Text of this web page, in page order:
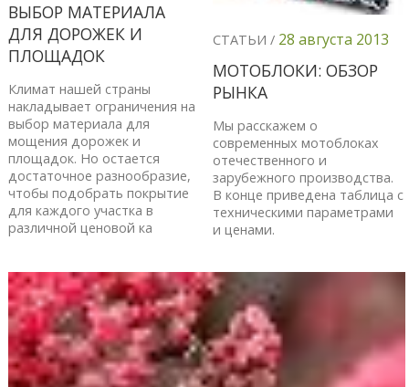
ВЫБОР МАТЕРИАЛА
ДЛЯ ДОРОЖЕК И
ПЛОЩАДОК
Климат нашей страны
накладывает ограничения на
выбор материала для
мощения дорожек и
площадок. Но остается
достаточное разнообразие,
чтобы подобрать покрытие
для каждого участка в
различной ценовой ка
СТАТЬИ / 28 августа 2013
МОТОБЛОКИ: ОБЗОР
РЫНКА
Мы расскажем о
современных мотоблоках
отечественного и
зарубежного производства.
В конце приведена таблица с
техническими параметрами
и ценами.